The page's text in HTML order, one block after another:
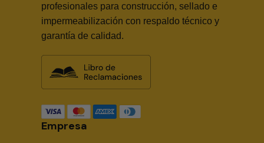
profesionales para construcción, sellado e
impermeabilización con respaldo técnico y
garantía de calidad.
Empresa